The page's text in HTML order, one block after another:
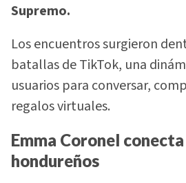
Supremo.
Los encuentros surgieron
batallas de TikTok, una
usuarios para conversar,
regalos virtuales.
Emma Coronel
hondureños